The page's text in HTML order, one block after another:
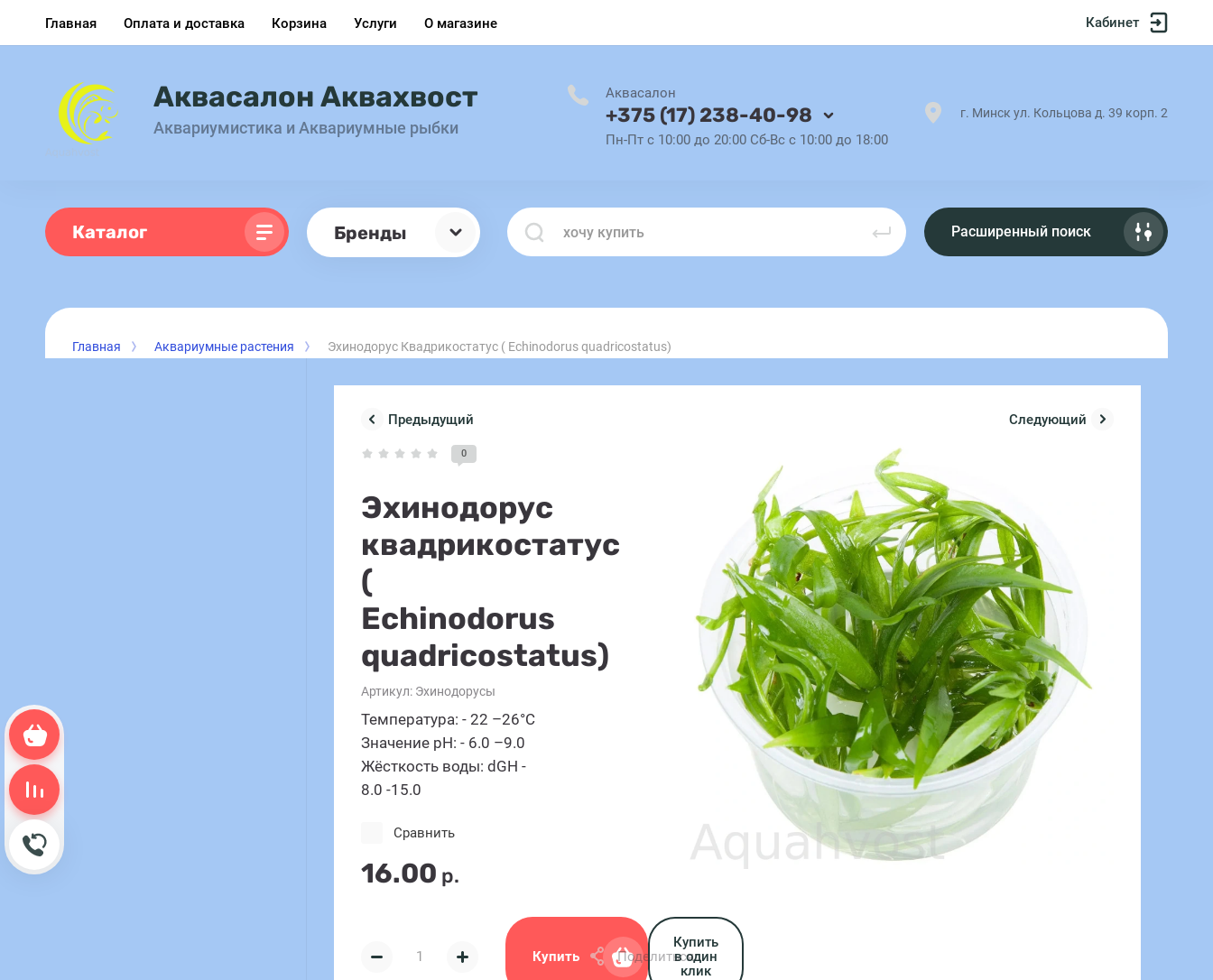
Корзина пуста
Обратный звонок
Главная Оплата и доставка Корзина Услуги О магазине Кабинет
Аквасалон Аквахвост
Аквариумистика и Аквариумные рыбки
Аквасалон
+375 (17) 238-40-98
Пн-Пт с 10:00 до 20:00 Сб-Вс с 10:00 до 18:00
г. Минск ул. Кольцова д. 39 корп. 2
Каталог Бренды Расширенный поиск
Главная Аквариумные растения Эхинодорус Квадрикостатус ( Echinodorus quadricostatus)
Предыдущий Следующий
0
Эхинодорус
квадрикостатус
(
Echinodorus
quadricostatus)
Артикул: Эхинодорусы
Температура: - 22 –26°C
Значение pH: - 6.0 –9.0
Жёсткость воды: dGH -
8.0 -15.0
16.00 р.
Сравнить
Купить
Купить
в один
клик
Поделиться: